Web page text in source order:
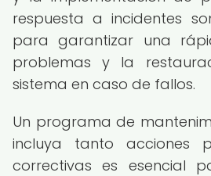
respuesta a incidentes
para garantizar una
problemas y la
sistema en caso de fallos.
Un programa de
incluya tanto acciones
correctivas es esencial